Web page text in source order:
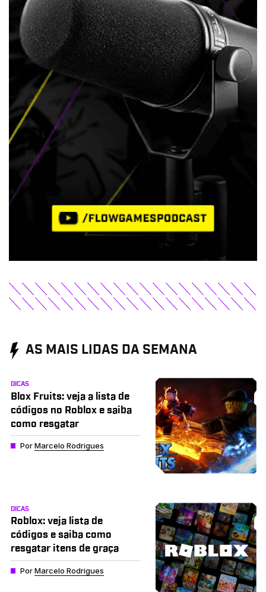
AS MAIS LIDAS DA SEMANA
DICAS
Blox Fruits: veja a lista de
códigos no Roblox e saiba
como resgatar
PorMarcelo Rodrigues
DICAS
Roblox: veja lista de
códigos e saiba como
resgatar itens de graça
PorMarcelo Rodrigues